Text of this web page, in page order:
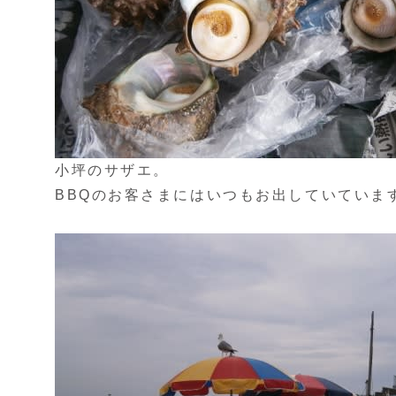
小坪のサザエ。
BBQのお客さまにはいつもお出していていま